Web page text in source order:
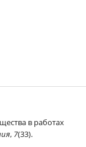
в работах
, 7(33).